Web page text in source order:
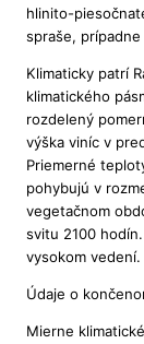
hlinito-
spraše,
Klimaticky patrí
klimatického
rozdelený
výška viníc v
Priemerné
pohybujú v
vegetačnom
svitu 2100
vysokom vedení.
Údaje o
Mierne